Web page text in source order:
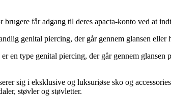
får adgang til deres apacta-konto ved at
genital piercing, der går gennem glansen
en type genital piercing, der går gennem
sig i eksklusive og luksuriøse sko og
støvler og støvletter.